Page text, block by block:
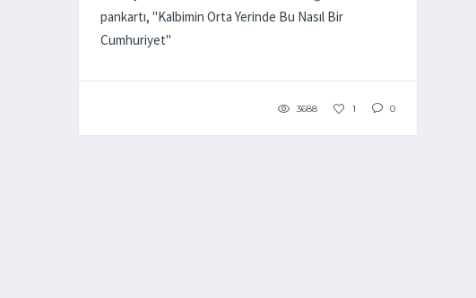
pankartı, "Kalbimin Orta Yerinde Bu Nasıl Bir
Cumhuriyet"
3688 1 0